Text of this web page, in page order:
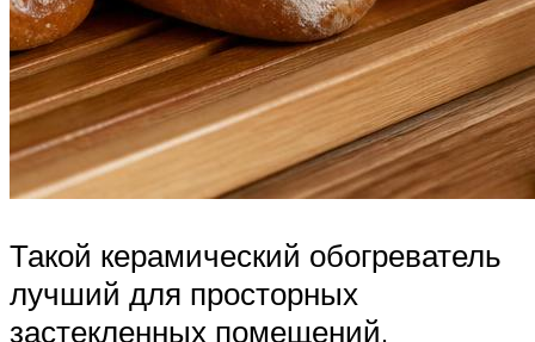
Такой керамический обогреватель
лучший для просторных
застекленных помещений,